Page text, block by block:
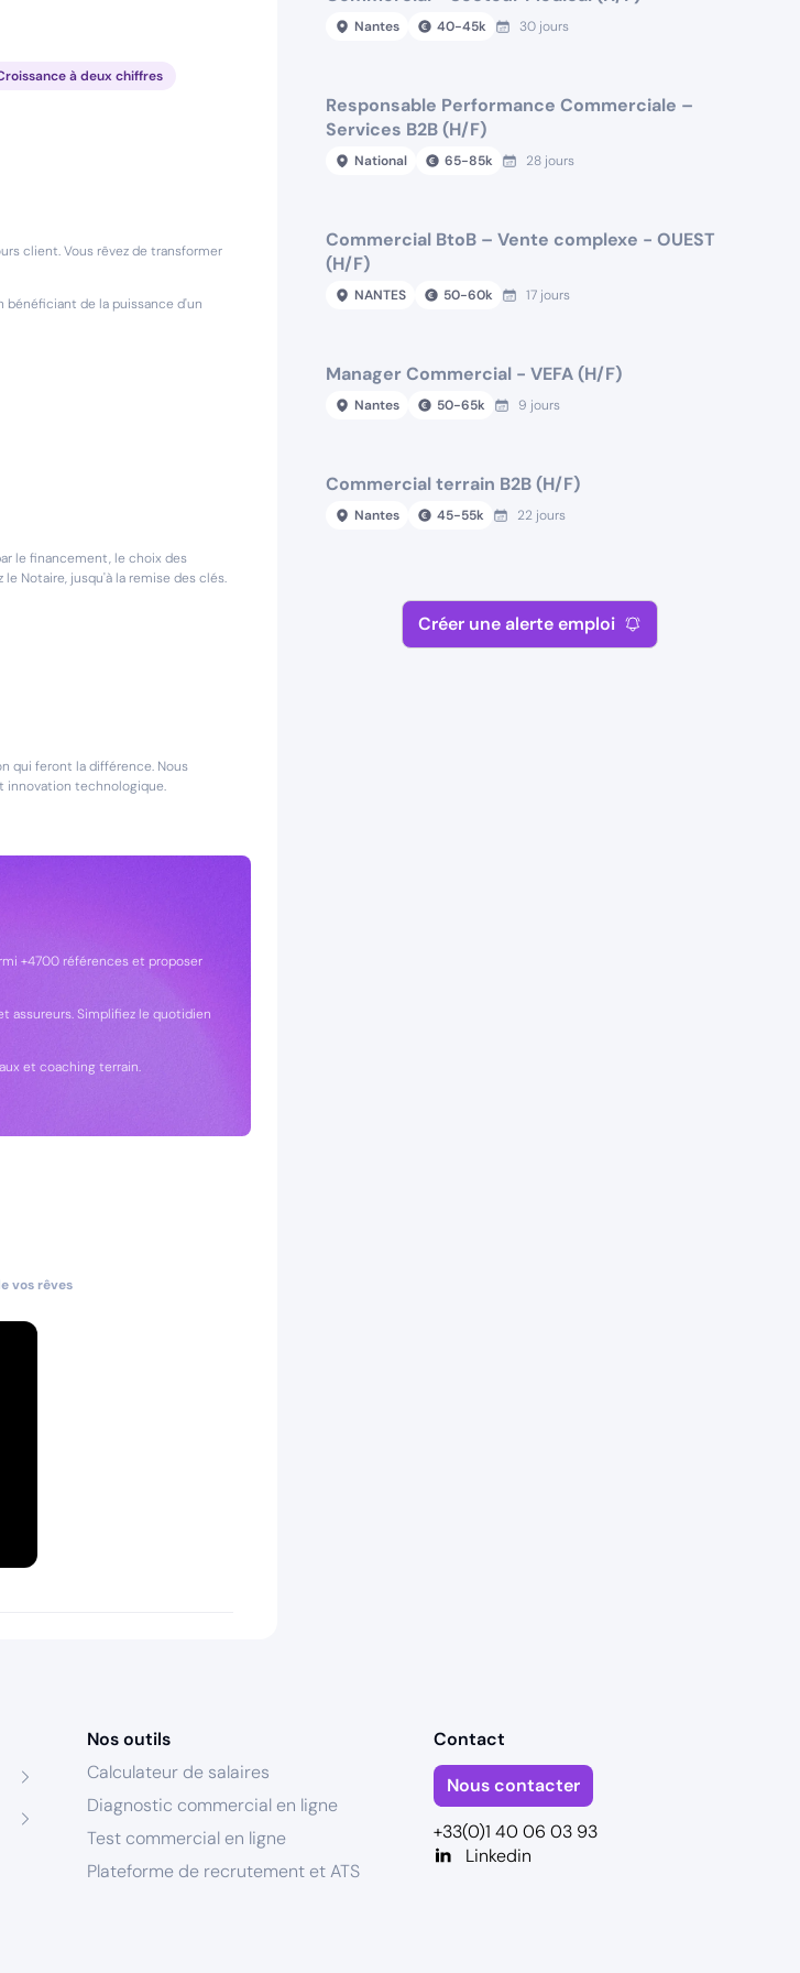
à deux chiffres
client. Vous rêvez de transformer
bénéficiant de la puissance d'un
le financement, le choix des
Notaire, jusqu'à la remise des clés.
qui feront la différence. Nous
innovation technologique.
+4700 références et proposer
assureurs. Simplifiez le quotidien
et coaching terrain.
vos rêves
Nantes 40-45k 30 jours
Responsable Performance Commerciale –
Services B2B (H/F)
National 65-85k 28 jours
Commercial BtoB – Vente complexe - OUEST
(H/F)
NANTES 50-60k 17 jours
Manager Commercial - VEFA (H/F)
Nantes 50-65k 9 jours
Commercial terrain B2B (H/F)
Nantes 45-55k 22 jours
Créer une alerte emploi
Nos outils
Calculateur de salaires
Diagnostic commercial en ligne
Test commercial en ligne
Plateforme de recrutement et ATS
Contact
Nous contacter
+33(0)1 40 06 03 93
Linkedin